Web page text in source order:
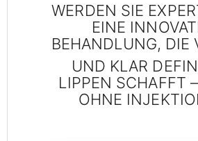
WERDEN SIE
EINE
BEHANDLUNG, DIE
UND KLAR
LIPPEN SCHAFFT
OHNE